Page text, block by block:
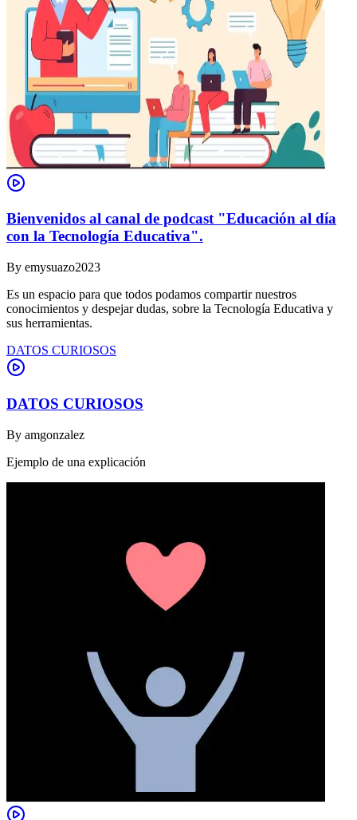
Bienvenidos al canal de podcast "Educación al día
con la Tecnología Educativa".
By emysuazo2023
Es un espacio para que todos podamos compartir nuestros
conocimientos y despejar dudas, sobre la Tecnología Educativa y
sus herramientas.
DATOS CURIOSOS
DATOS CURIOSOS
By amgonzalez
Ejemplo de una explicación